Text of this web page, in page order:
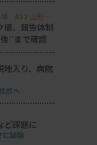
場 #32 山形済
値、報告体制
”まで確認
地入り、病院
診へ
ど課題に
に議論